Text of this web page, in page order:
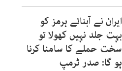
ایران نے آبنائے ہرمز کو
بہت جلد نہیں کھولا تو
سخت حملے کا سامنا کرنا
ہو گا: صدر ٹرمپ